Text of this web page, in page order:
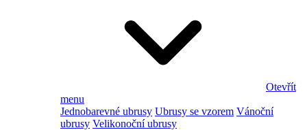
Otevřít
menu
Jednobarevné ubrusy Ubrusy se vzorem Vánoční
ubrusy Velikonoční ubrusy